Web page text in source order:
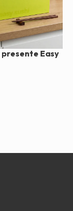
presente Easy